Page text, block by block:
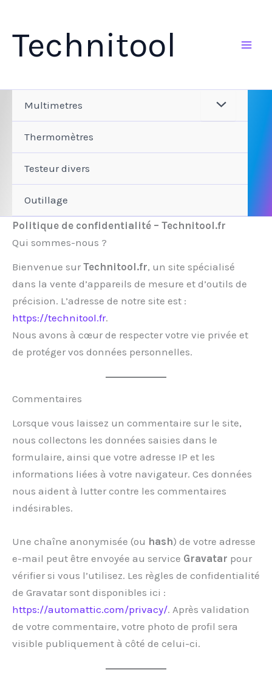
contenu
Technitool
Multimetres
Thermomètres
Testeur divers
Outillage
Politique de confidentialité – Technitool.fr
Qui sommes-nous ?
Bienvenue sur Technitool.fr, un site spécialisé
dans la vente d’appareils de mesure et d’outils de
précision. L’adresse de notre site est :
https://technitool.fr.
Nous avons à cœur de respecter votre vie privée et
de protéger vos données personnelles.
Commentaires
Lorsque vous laissez un commentaire sur le site,
nous collectons les données saisies dans le
formulaire, ainsi que votre adresse IP et les
informations liées à votre navigateur. Ces données
nous aident à lutter contre les commentaires
indésirables.
Une chaîne anonymisée (ou hash) de votre adresse
e-mail peut être envoyée au service Gravatar pour
vérifier si vous l’utilisez. Les règles de confidentialité
de Gravatar sont disponibles ici :
https://automattic.com/privacy/. Après validation
de votre commentaire, votre photo de profil sera
visible publiquement à côté de celui-ci.